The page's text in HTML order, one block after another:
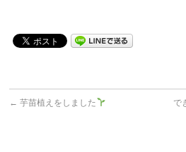
← 芋苗植えをしました で